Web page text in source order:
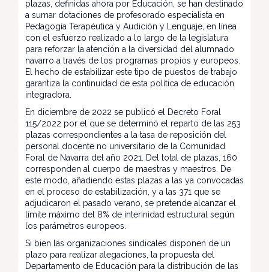
plazas, definidas ahora por Educación, se han destinado
a sumar dotaciones de profesorado especialista en
Pedagogía Terapéutica y Audición y Lenguaje, en línea
con el esfuerzo realizado a lo largo de la legislatura
para reforzar la atención a la diversidad del alumnado
navarro a través de los programas propios y europeos.
El hecho de estabilizar este tipo de puestos de trabajo
garantiza la continuidad de esta política de educación
integradora.
En diciembre de 2022 se publicó el Decreto Foral
115/2022 por el que se determinó el reparto de las 253
plazas correspondientes a la tasa de reposición del
personal docente no universitario de la Comunidad
Foral de Navarra del año 2021. Del total de plazas, 160
corresponden al cuerpo de maestras y maestros. De
este modo, añadiendo estas plazas a las ya convocadas
en el proceso de estabilización, y a las 371 que se
adjudicaron el pasado verano, se pretende alcanzar el
límite máximo del 8% de interinidad estructural según
los parámetros europeos.
Si bien las organizaciones sindicales disponen de un
plazo para realizar alegaciones, la propuesta del
Departamento de Educación para la distribución de las